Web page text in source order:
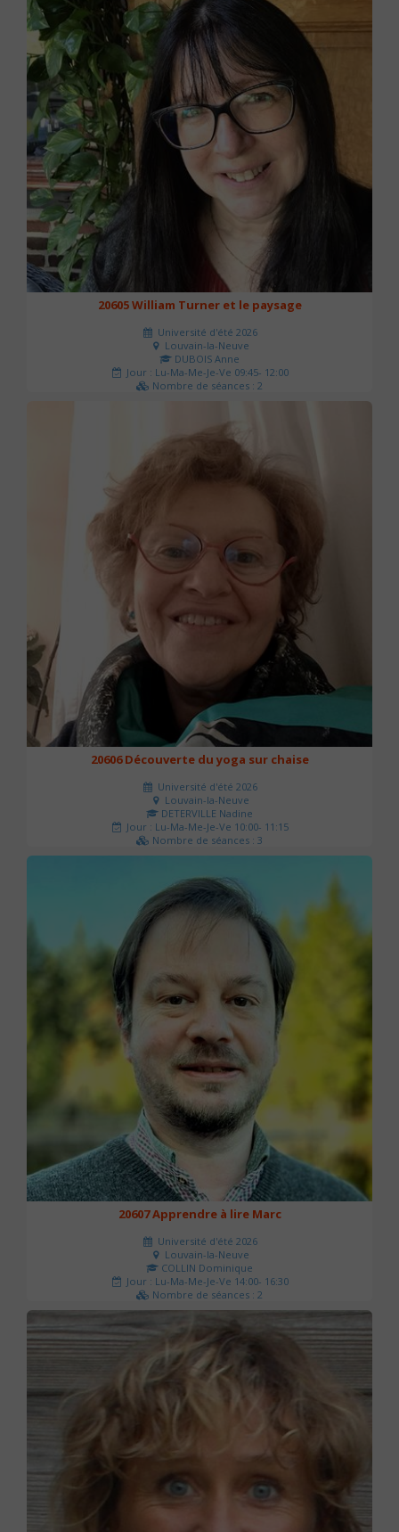
20605 William Turner et le paysage
Université d'été 2026
Louvain-la-Neuve
DUBOIS Anne
Jour : Lu-Ma-Me-Je-Ve 09:45- 12:00
Nombre de séances : 2
20606 Découverte du yoga sur chaise
Université d'été 2026
Louvain-la-Neuve
DETERVILLE Nadine
Jour : Lu-Ma-Me-Je-Ve 10:00- 11:15
Nombre de séances : 3
30 €
20607 Apprendre à lire Marc
Université d'été 2026
Louvain-la-Neuve
COLLIN Dominique
Jour : Lu-Ma-Me-Je-Ve 14:00- 16:30
Nombre de séances : 2
51 €